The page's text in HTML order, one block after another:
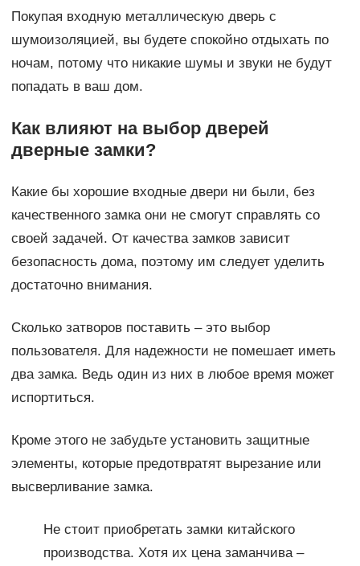
Покупая входную металлическую дверь с
шумоизоляцией, вы будете спокойно отдыхать по
ночам, потому что никакие шумы и звуки не будут
попадать в ваш дом.
Как влияют на выбор дверей
дверные замки?
Какие бы хорошие входные двери ни были, без
качественного замка они не смогут справлять со
своей задачей. От качества замков зависит
безопасность дома, поэтому им следует уделить
достаточно внимания.
Сколько затворов поставить – это выбор
пользователя. Для надежности не помешает иметь
два замка. Ведь один из них в любое время может
испортиться.
Кроме этого не забудьте установить защитные
элементы, которые предотвратят вырезание или
высверливание замка.
Не стоит приобретать замки китайского
производства. Хотя их цена заманчива –